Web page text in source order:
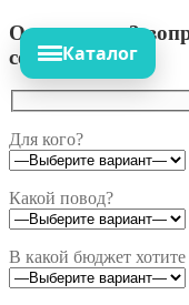
Ответьте на 3
сет!
Для кого?
Какой повод?
В какой бюджет хотите
Каталог